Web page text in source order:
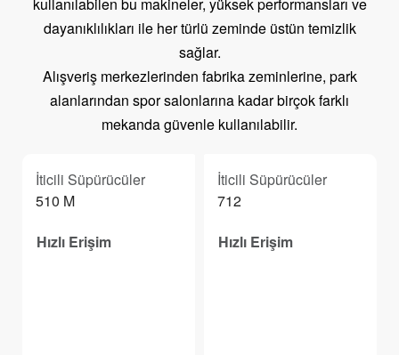
dayanıklılıkları ile her türlü zeminde üstün temizlik
sağlar.
Alışveriş merkezlerinden fabrika zeminlerine, park
alanlarından spor salonlarına kadar birçok farklı
mekanda güvenle kullanılabilir.
İticili Süpürücüler
510 M
Hızlı Erişim
İticili Süpürücüler
712
Hızlı Erişim